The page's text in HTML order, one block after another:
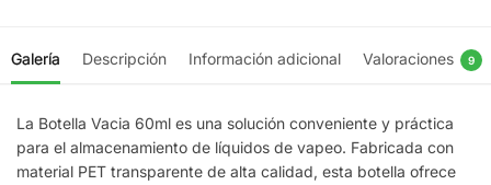
Galería Descripción Información adicional Valoraciones 9
La Botella Vacia 60ml es una solución conveniente y práctica
para el almacenamiento de líquidos de vapeo. Fabricada con
material PET transparente de alta calidad, esta botella ofrece